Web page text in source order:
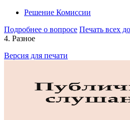
Решение Комиссии
Подробнее о вопросе Печать всех
4. Разное
Версия для печати